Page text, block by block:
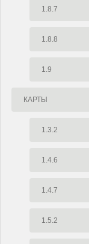
1.8.7
1.8.8
1.9
КАРТЫ
1.3.2
1.4.6
1.4.7
1.5.2